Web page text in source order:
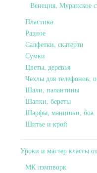
Венеция, Муранское
Пластика
Разное
Салфетки, скатерти
Сумки
Цветы, деревья
Чехлы для телефонов,
Шали, палантины
Шапки, береты
Шарфы, манишки, боа
Шитье и крой
Уроки и мастер классы
МК лэмпворк